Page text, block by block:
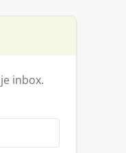
inbox.